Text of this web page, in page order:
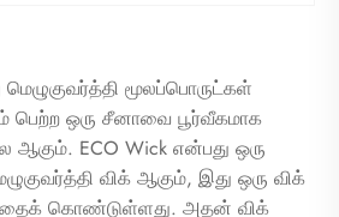
மெழுகுவர்த்தி மூலப்பொருட்கள்
பெற்ற ஒரு சீனாவை பூர்வீகமாக
ECO Wick என்பது ஒரு
விக் ஆகும், இது ஒரு விக்
கொண்டுள்ளது. அதன் விக்